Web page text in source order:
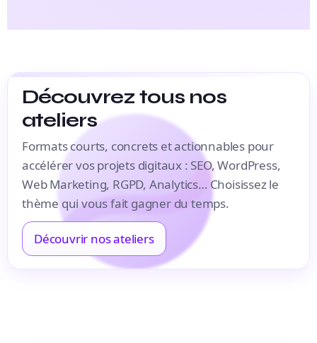
Découvrez tous nos
ateliers
Formats courts, concrets et actionnables pour
accélérer vos projets digitaux : SEO, WordPress,
Web Marketing, RGPD, Analytics… Choisissez le
thème qui vous fait gagner du temps.
Découvrir nos ateliers